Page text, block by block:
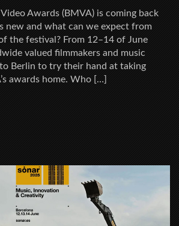
Awards (BMVA) is coming back
new and what can we expect from
the festival? From 12–14 of June
valued filmmakers and music
Berlin to try their hand at taking
awards home. Who […]